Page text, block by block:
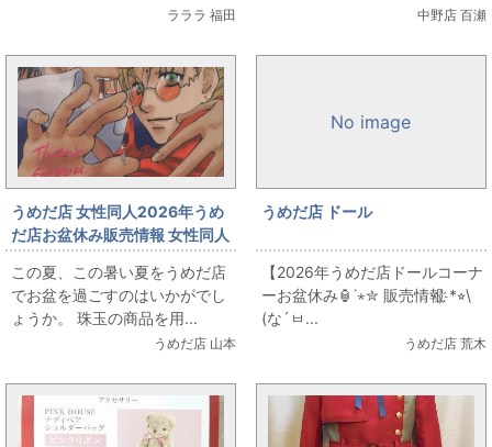
ラララ 福田 中野店 百瀬
うめだ店 女性同人2026年うめ
だ店お盆休み販売情報 女性同人
誌コーナー 山田・D・米蔵の
「トライガン」同人誌 出しま
す！
この夏、この暑い夏をうめだ店
でお盆を過ごすのはいかがでし
ょうか。 珠玉の商品を用...
うめだ店 山本
No image
うめだ店 ドール
【2026年うめだ店ドールコーナ
ーお盆休み🏮˙⋆✮ 販売情報҉ *⭐︎\
(な´ㅂ...
うめだ店 荒木